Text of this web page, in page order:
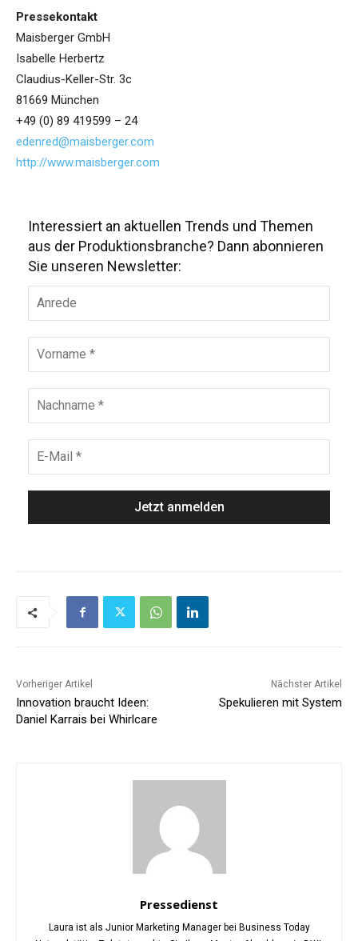
Pressekontakt
Maisberger GmbH
Isabelle Herbertz
Claudius-Keller-Str. 3c
81669 München
+49 (0) 89 419599 – 24
edenred@maisberger.com
http://www.maisberger.com
Interessiert an aktuellen Trends und Themen
aus der Produktionsbranche? Dann abonnieren
Sie unseren Newsletter:
Vorheriger Artikel
Innovation braucht Ideen:
Daniel Karrais bei Whirlcare
Nächster Artikel
Spekulieren mit System
Pressedienst
Laura ist als Junior Marketing Manager bei Business Today